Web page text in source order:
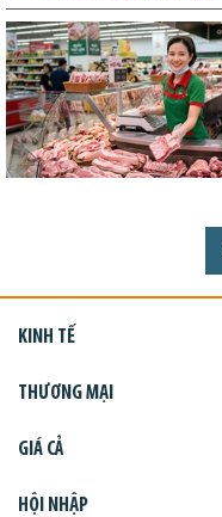
KINH TẾ
THƯƠNG MẠI
GIÁ CẢ
HỘI NHẬP